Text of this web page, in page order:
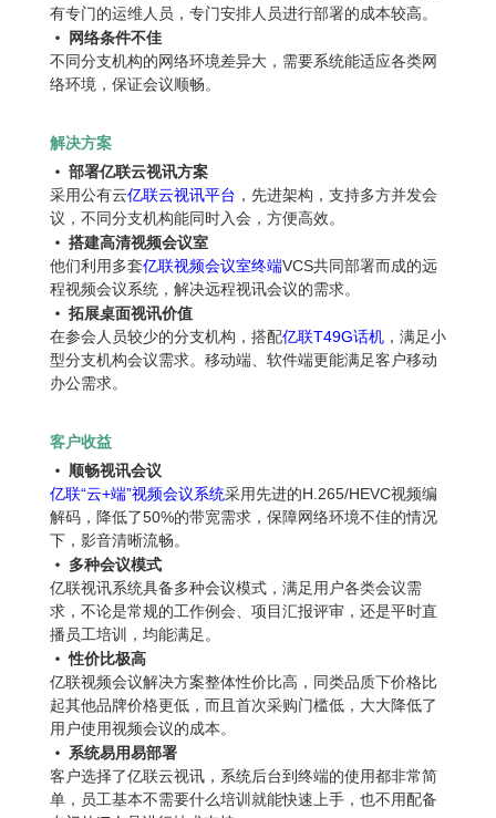
有专门的运维人员，专门安排人员进行部署的成本较高。
•
网络条件不佳
不同分支机构的网络环境差异大，需要系统能适应各类网
络环境，保证会议顺畅。
解决方案
• 部署亿联云视讯方案
采用公有云亿联云视讯平台 ，先进架构，支持多方并发会
议，不同分支机构能同时入会，方便高效。
• 搭建高清视频会议室
他们利用多套亿联视频会议室终端VCS共同部署而成的远
程视频会议系统，解决远程视讯会议的需求。
• 拓展桌面视讯价值
在参会人员较少的分支机构，搭配亿联T49G话机，满足小
型分支机构会议需求。移动端、软件端更能满足客户移动
办公需求。
客户收益
• 顺畅视讯会议
亿联“云+端”视频会议系统采用先进的H.265/HEVC视频编
解码，降低了50%的带宽需求，保障网络环境不佳的情况
下，影音清晰流畅。
• 多种会议模式
亿联视讯系统具备多种会议模式，满足用户各类会议需
求，不论是常规的工作例会、项目汇报评审，还是平时直
播员工培训，均能满足。
•性价比极高
亿联视频会议解决方案整体性价比高，同类品质下价格比
起其他品牌价格更低，而且首次采购门槛低，大大降低了
用户使用视频会议的成本。
• 系统易用易部署
客户选择了亿联云视讯，系统后台到终端的使用都非常简
单，员工基本不需要什么培训就能快速上手，也不用配备